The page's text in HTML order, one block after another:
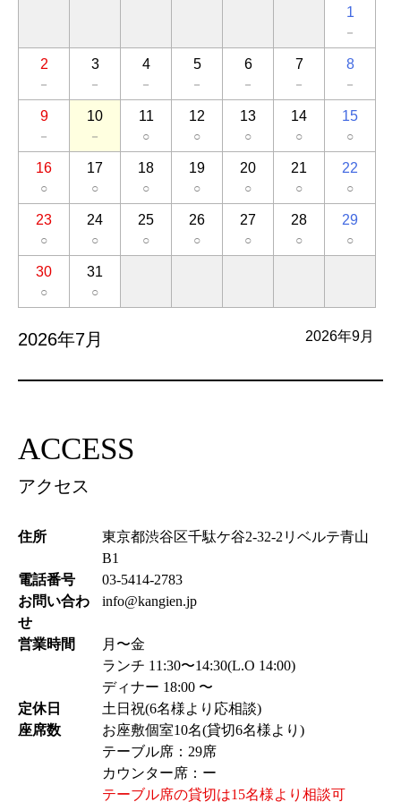
1
－
2
－
3
－
4
－
5
－
6
－
7
－
8
－
9
－
10
－
11
○
12
○
13
○
14
○
15
○
16
○
17
○
18
○
19
○
20
○
21
○
22
○
23
○
24
○
25
○
26
○
27
○
28
○
29
○
30
○
31
○
2026年7月 2026年9月
ACCESS
アクセス
住所
東京都渋谷区千駄ケ谷2-32-2リベルテ青山
B1
電話番号
03-5414-2783
お問い合わ
せ
info@kangien.jp
営業時間
月〜金
ランチ 11:30〜14:30(L.O 14:00)
ディナー 18:00 〜
定休日
土日祝(6名様より応相談)
座席数
お座敷個室10名(貸切6名様より)
テーブル席：29席
カウンター席：ー
テーブル席の貸切は15名様より相談可